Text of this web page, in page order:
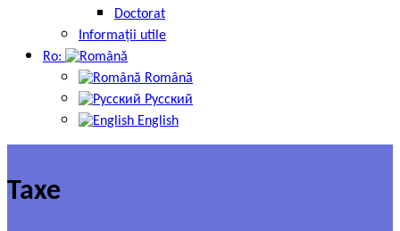
Doctorat
Informații utile
Ro:
Română
Русский
English
Taxe